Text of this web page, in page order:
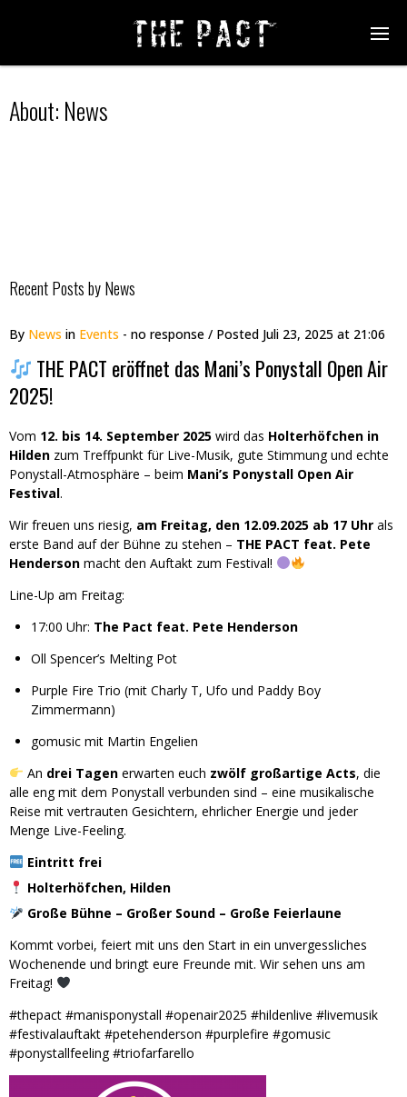
About: News
Recent Posts by News
By News in Events - no response / Posted Juli 23, 2025 at 21:06
THE PACT eröffnet das Mani’s Ponystall Open Air
2025!
Vom 12. bis 14. September 2025 wird das Holterhöfchen in
Hilden zum Treffpunkt für Live-Musik, gute Stimmung und echte
Ponystall-Atmosphäre – beim Mani’s Ponystall Open Air
Festival.
Wir freuen uns riesig, am Freitag, den 12.09.2025 ab 17 Uhr als
erste Band auf der Bühne zu stehen – THE PACT feat. Pete
Henderson macht den Auftakt zum Festival!
Line-Up am Freitag:
17:00 Uhr: The Pact feat. Pete Henderson
Oll Spencer’s Melting Pot
Purple Fire Trio (mit Charly T, Ufo und Paddy Boy
Zimmermann)
gomusic mit Martin Engelien
An drei Tagenerwarten euch zwölf großartige Acts, die
alle eng mit dem Ponystall verbunden sind – eine musikalische
Reise mit vertrauten Gesichtern, ehrlicher Energie und jeder
Menge Live-Feeling.
Eintritt frei
Holterhöfchen, Hilden
Große Bühne – Großer Sound – Große Feierlaune
Kommt vorbei, feiert mit uns den Start in ein unvergessliches
Wochenende und bringt eure Freunde mit. Wir sehen uns am
Freitag!
#thepact #manisponystall #openair2025 #hildenlive #livemusik
#festivalauftakt #petehenderson #purplefire #gomusic
#ponystallfeeling #triofarfarello